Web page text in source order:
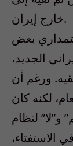
خارج إيران.
بعض
الجديد،
ورغم أن
لكنه كان
و”لا” لنظام
الاستفتاء،